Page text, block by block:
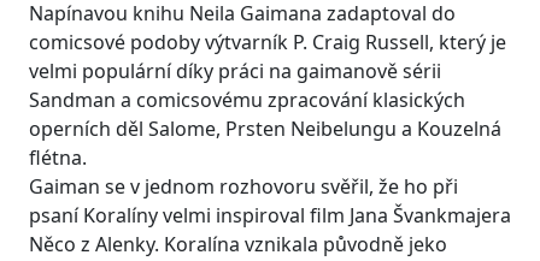
Napínavou knihu Neila Gaimana zadaptoval do
comicsové podoby výtvarník P. Craig Russell, který je
velmi populární díky práci na gaimanově sérii
Sandman a comicsovému zpracování klasických
operních děl Salome, Prsten Neibelungu a Kouzelná
flétna.
Gaiman se v jednom rozhovoru svěřil, že ho při
psaní Koralíny velmi inspiroval film Jana Švankmajera
Něco z Alenky. Koralína vznikala původně jeko